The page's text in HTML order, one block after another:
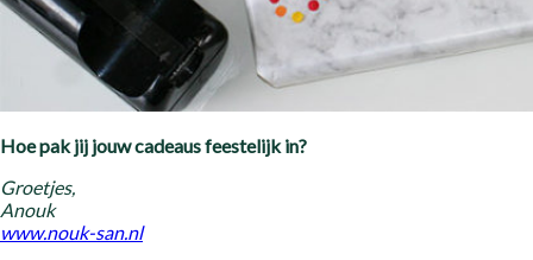
Hoe pak jij jouw cadeaus feestelijk in?
Groetjes,
Anouk
www.nouk-san.nl